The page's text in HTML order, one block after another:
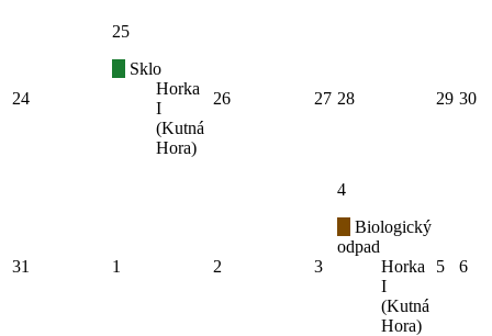
24
25
Sklo
Horka
I
(Kutná
Hora)
26 27 28 29 30
31 1 2 3
4
Biologický
odpad
Horka
I
(Kutná
Hora)
5 6